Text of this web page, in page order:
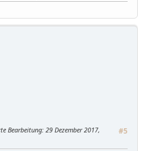
#5
Bearbeitung: 29 Dezember 2017,